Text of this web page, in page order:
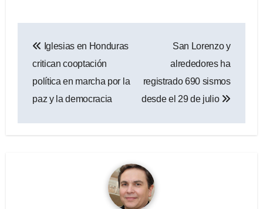
de
entradas
Iglesias en Honduras
critican cooptación
política en marcha por la
paz y la democracia
San Lorenzo y
alrededores ha
registrado 690 sismos
desde el 29 de julio